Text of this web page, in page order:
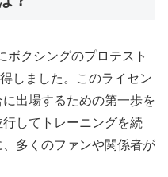
ボクシングのプロテスト
しました。このライセン
出場するための第一歩を
してトレーニングを続
多くのファンや関係者が